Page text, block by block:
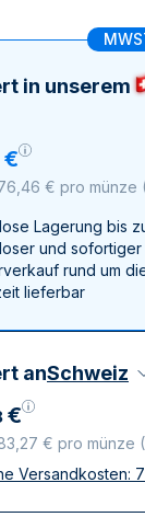
in unserem
€
€ pro münze
Lagerung bis
und sofortiger
rund um
lieferbar
anSchweiz
€
€ pro münze (
inbegriffen
Versandkosten: 7